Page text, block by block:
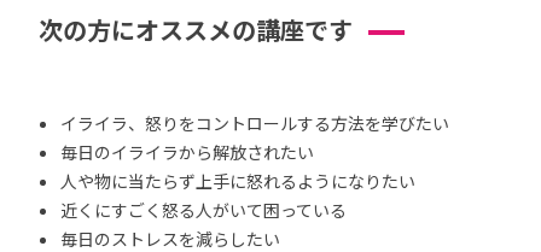
次の方にオススメの講座です
イライラ、怒りをコントロールする方法を学びたい
毎日のイライラから解放されたい
人や物に当たらず上手に怒れるようになりたい
近くにすごく怒る人がいて困っている
毎日のストレスを減らしたい